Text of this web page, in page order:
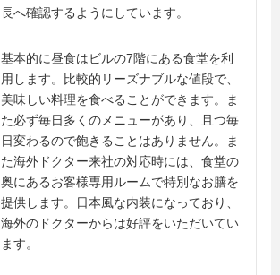
長へ確認するようにしています。
基本的に昼食はビルの7階にある食堂を利
用します。比較的リーズナブルな値段で、
美味しい料理を食べることができます。ま
た必ず毎日多くのメニューがあり、且つ毎
日変わるので飽きることはありません。ま
た海外ドクター来社の対応時には、食堂の
奥にあるお客様専用ルームで特別なお膳を
提供します。日本風な内装になっており、
海外のドクターからは好評をいただいてい
ます。